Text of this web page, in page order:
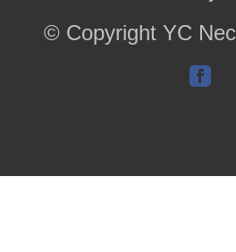
© Copyright YC